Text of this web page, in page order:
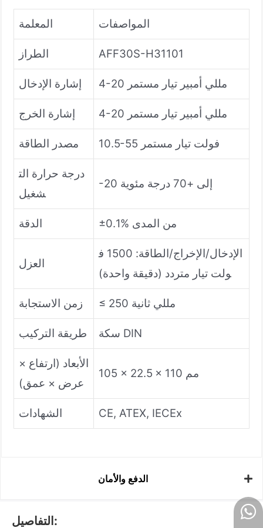
المعلمة المواصفات
الطراز AFF30S-H31101
إشارة الإدخال 4-20 مللي أمبير تيار مستمر
إشارة الخرج 4-20 مللي أمبير تيار مستمر
مصدر الطاقة 10.5-55 فولت تيار مستمر
درجة حرارة الت
شغيل
-20 إلى +70 درجة مئوية
الدقة ±0.1% من المدى
العزل
الإدخال/الإخراج/الطاقة: 1500 ف
ولت تيار متردد (دقيقة واحدة)
زمن الاستجابة ≤ 250 مللي ثانية
طريقة التركيب سكة DIN
الأبعاد (ارتفاع ×
عرض × عمق)
105 × 22.5 × 110 مم
الشهادات CE, ATEX, IECEx
الدفع والأمان
التفاصيل: